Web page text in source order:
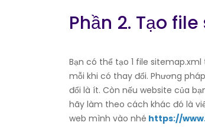
Phần 2. Tạo
Bạn có thể tạo 1 file
mỗi khi có thay đổi. Phương
đổi là ít. Còn nếu website của
hãy làm theo cách khác đó là
web mình vào nhé https://